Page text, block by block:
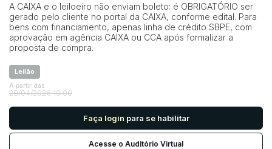
Utilitário
Faixa de valor
R$ até R$
A CAIXA e o leiloeiro não enviam boleto: é OBRIGATÓRIO ser
gerado pelo cliente no portal da CAIXA, conforme edital. Para
bens com financiamento, apenas linha de crédito SBPE, com
aprovação em agência CAIXA ou CCA após formalizar a
proposta de compra.
Leilão
A partir das
28/04/2026 10:00
Faça login para se habilitar
Acesse o Auditório Virtual